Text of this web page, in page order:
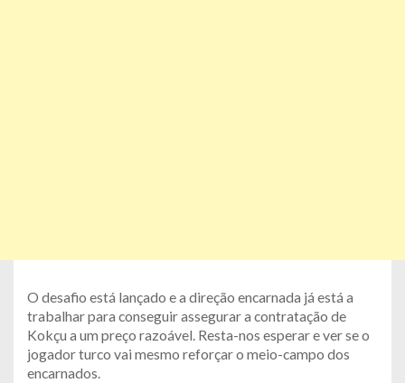
O desafio está lançado e a direção encarnada já está a
trabalhar para conseguir assegurar a contratação de
Kokçu a um preço razoável. Resta-nos esperar e ver se o
jogador turco vai mesmo reforçar o meio-campo dos
encarnados.